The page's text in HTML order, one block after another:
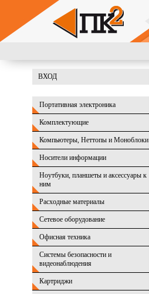
Перейти к основному содержанию
ВХОД
Портативная электроника
Комплектующие
Компьютеры, Неттопы и Моноблоки
Носители информации
Ноутбуки, планшеты и аксессуары к
ним
Расходные материалы
Сетевое оборудование
Офисная техника
Системы безопасности и
видеонаблюдения
Картриджи